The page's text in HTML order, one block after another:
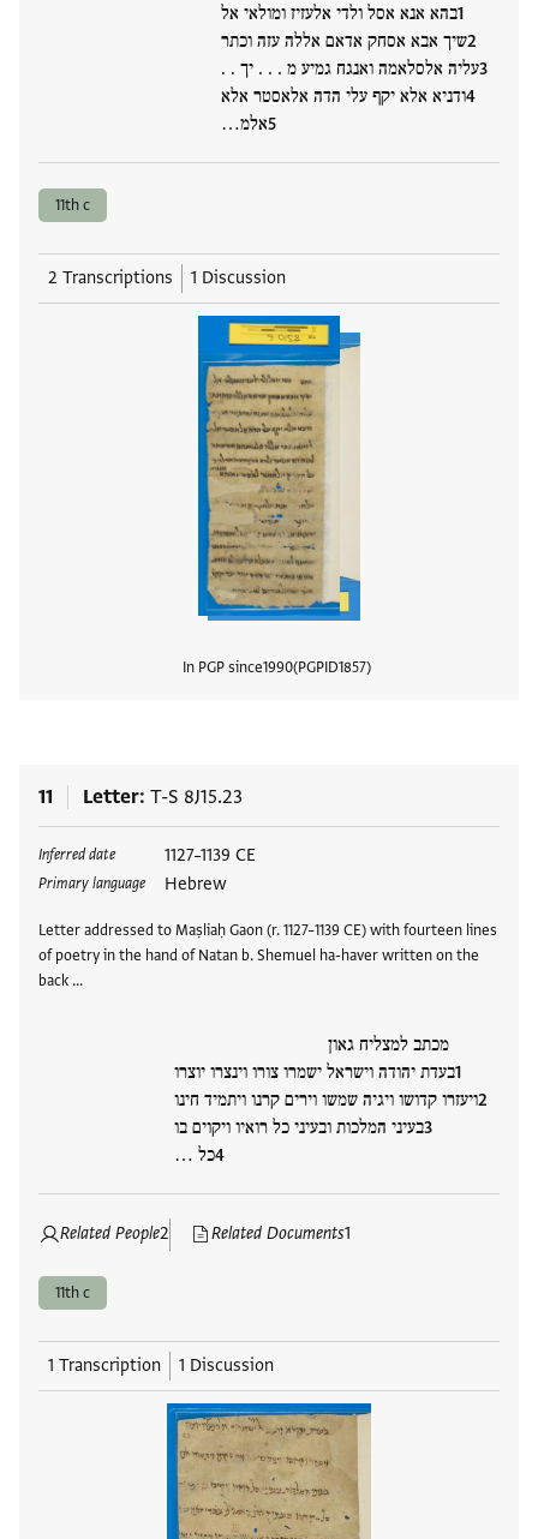
בהא אנא אסל ולדי אלעזיז ומולאי אל
שיך אבא אסחק אדאם אללה עזה וכתר
עליה אלסלאמה ואנגח גמיע מ . . . יך . .
ודניא אלא יקף עלי הדה אלאסטר אלא
אלמ…
11th c
2 Transcriptions 1 Discussion
In PGP since1990 PGPID1857
11 Letter T-S 8J15.23
Inferred date 1127–1139 CE
Primary language Hebrew
Letter addressed to Maṣliaḥ Gaon (r. 1127–1139 CE) with fourteen lines
of poetry in the hand of Natan b. Shemuel ha-haver written on the
back …
מכתב למצליח גאון
בעדת יהודה וישראל ישמרו צורו וינצרו יוצרו
ויעזרו קדושו ויגיה שמשו וירים קרנו ויתמיד חינו
בעיני המלכות ובעיני כל רואיו ויקוים בו
כל …
Related People2 Related Documents1
Tags
11th c
1 Transcription 1 Discussion